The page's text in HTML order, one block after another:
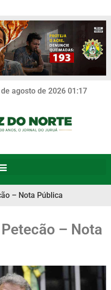
agosto de 2026 01:17
– Nota Pública
– Nota